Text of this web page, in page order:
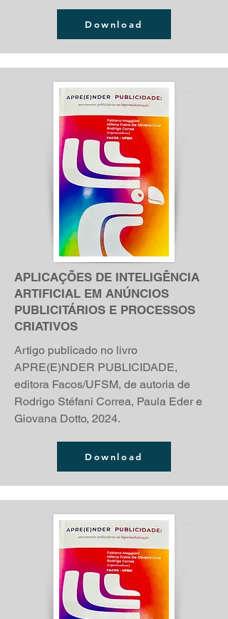
Download
APLICAÇÕES DE INTELIGÊNCIA
ARTIFICIAL EM ANÚNCIOS
PUBLICITÁRIOS E PROCESSOS
CRIATIVOS
Artigo publicado no livro
APRE(E)NDER PUBLICIDADE,
editora Facos/UFSM, de autoria de
Rodrigo Stéfani Correa, Paula Eder e
Giovana Dotto, 2024.
Download